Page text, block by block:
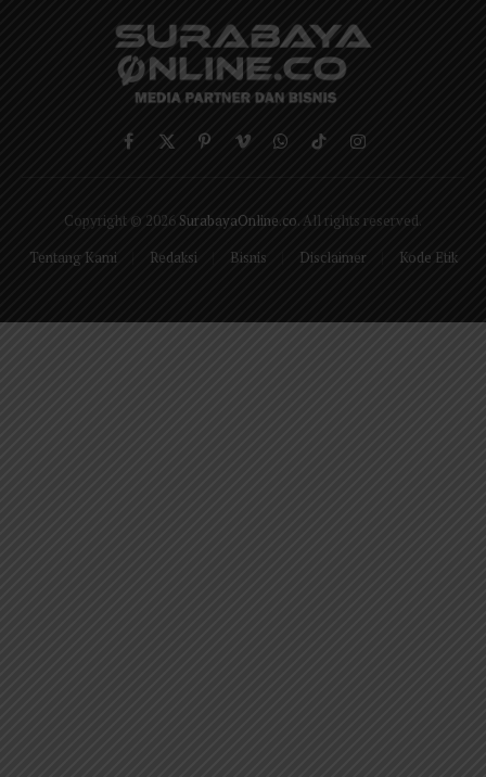
Facebook
X
PinterestVimeoWhatsApp
TikTokInstagram
Copyright © 2026 SurabayaOnline.co. All rights reserved.
Tentang Kami
Redaksi Bisnis Disclaimer Kode Etik